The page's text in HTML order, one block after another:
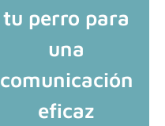
tu perro para
una
comunicación
eficaz